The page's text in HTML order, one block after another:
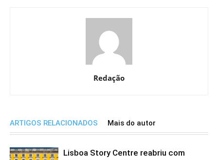
Redação
ARTIGOS RELACIONADOS Mais do autor
Lisboa Story Centre reabriu com